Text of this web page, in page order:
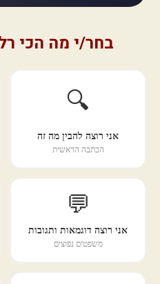
בחר/י מה הכי
🔍
אני רוצה להבין מה זה
הכתבה הראשית
💬
אני רוצה דוגמאות ותגובות
משפטים נפוצים